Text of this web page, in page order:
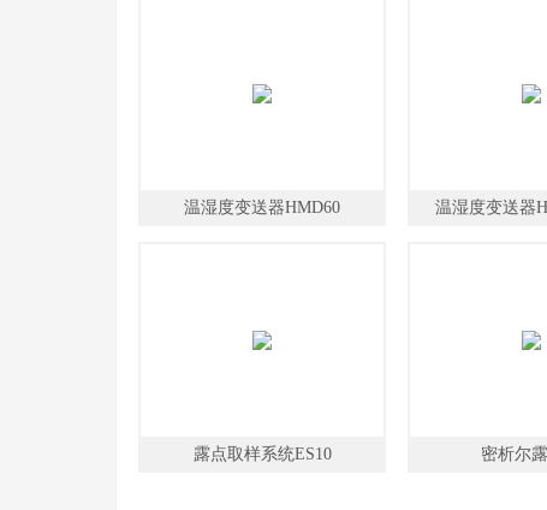
温湿度变送器HMD60 温湿度变送器
露点取样系统ES10 密析尔